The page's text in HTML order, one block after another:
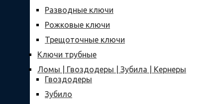
Разводные ключи
Рожковые ключи
Трещоточные ключи
Ключи трубные
Ломы | Гвоздодеры | Зубила | Кернеры
Гвоздодеры
Зубило